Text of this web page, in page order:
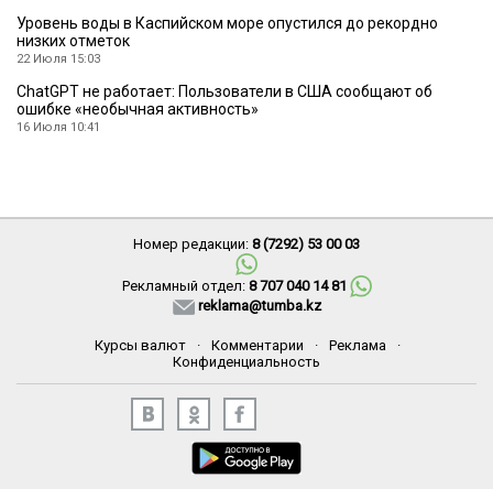
Уровень воды в Каспийском море опустился до рекордно
низких отметок
22 Июля 15:03
ChatGPT не работает: Пользователи в США сообщают об
ошибке «необычная активность»
16 Июля 10:41
Номер редакции: 8 (7292) 53 00 03
Рекламный отдел: 8 707 040 14 81
reklama@tumba.kz
Курсы валют · Комментарии · Реклама
·
Конфиденциальность